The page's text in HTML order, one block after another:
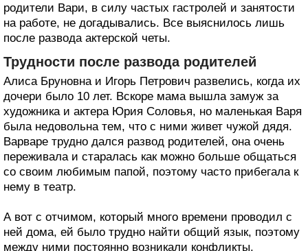
родители Вари, в силу частых гастролей и занятости
на работе, не догадывались. Все выяснилось лишь
после развода актерской четы.
Трудности после развода родителей
Алиса Бруновна и Игорь Петрович развелись, когда их
дочери было 10 лет. Вскоре мама вышла замуж за
художника и актера Юрия Соловья, но маленькая Варя
была недовольна тем, что с ними живет чужой дядя.
Варваре трудно дался развод родителей, она очень
переживала и старалась как можно больше общаться
со своим любимым папой, поэтому часто прибегала к
нему в театр.
А вот с отчимом, который много времени проводил с
ней дома, ей было трудно найти общий язык, поэтому
между ними постоянно возникали конфликты.